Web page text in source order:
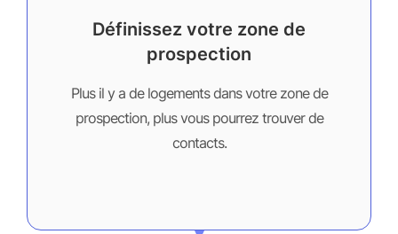
Définissez votre zone de
prospection
Plus il y a de logements dans votre zone de
prospection, plus vous pourrez trouver de
contacts.